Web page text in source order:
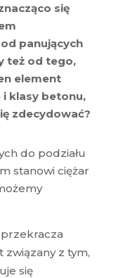
się
panujących
też od tego,
element
klasy betonu,
zdecydować?
do podziału
stanowi ciężar
związany z tym,
się